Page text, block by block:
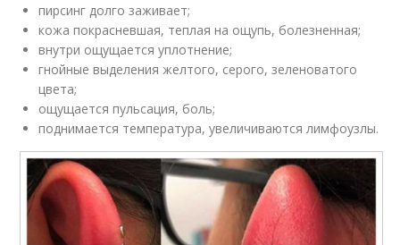
пирсинг долго заживает;
кожа покрасневшая, теплая на ощупь, болезненная;
внутри ощущается уплотнение;
гнойные выделения желтого, серого, зеленоватого
цвета;
ощущается пульсация, боль;
поднимается температура, увеличиваются лимфоузлы.